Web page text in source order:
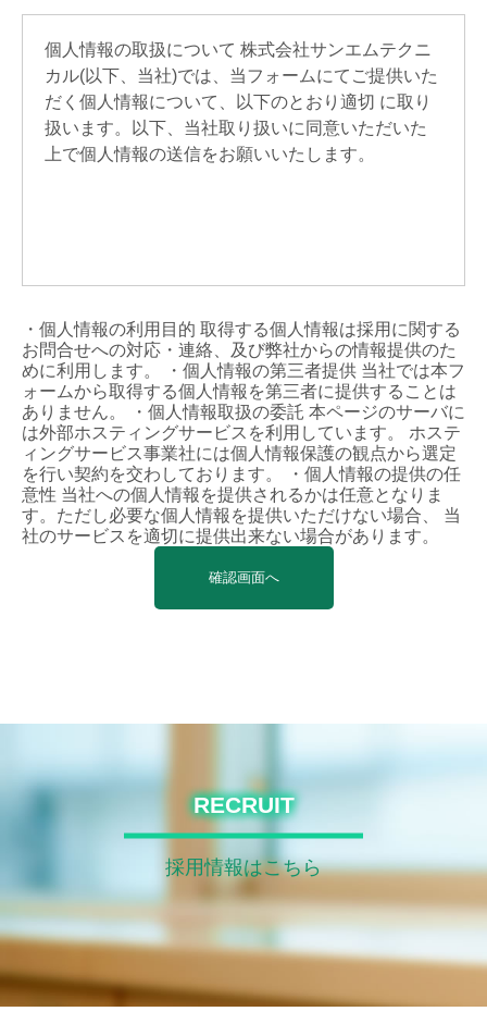
個人情報の取扱について 株式会社サンエムテクニ
カル(以下、当社)では、当フォームにてご提供いた
だく個人情報について、以下のとおり適切 に取り
扱います。以下、当社取り扱いに同意いただいた
上で個人情報の送信をお願いいたします。
・個人情報の利用目的 取得する個人情報は採用に関する
お問合せへの対応・連絡、及び弊社からの情報提供のた
めに利用します。 ・個人情報の第三者提供 当社では本フ
ォームから取得する個人情報を第三者に提供することは
ありません。 ・個人情報取扱の委託 本ページのサーバに
は外部ホスティングサービスを利用しています。 ホステ
ィングサービス事業社には個人情報保護の観点から選定
を行い契約を交わしております。 ・個人情報の提供の任
意性 当社への個人情報を提供されるかは任意となりま
す。ただし必要な個人情報を提供いただけない場合、 当
社のサービスを適切に提供出来ない場合があります。
RECRUIT
採用情報はこちら